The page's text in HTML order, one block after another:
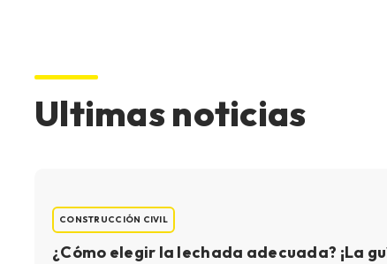
Ultimas noticias
CONSTRUCCIÓN CIVIL
¿Cómo elegir la lechada adecuada? ¡La